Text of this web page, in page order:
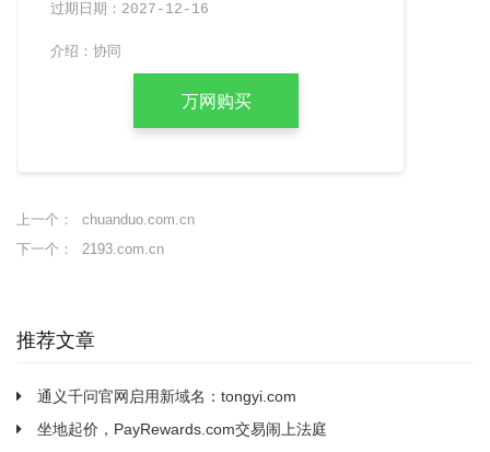
过期日期：2027-12-16
介绍：协同
上一个： chuanduo.com.cn
下一个： 2193.com.cn
推荐文章
通义千问官网启用新域名：tongyi.com
坐地起价，PayRewards.com交易闹上法庭